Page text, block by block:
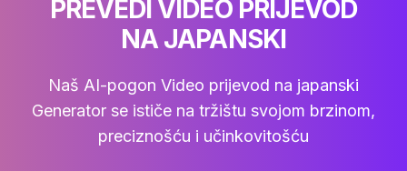
PREVEDI VIDEO PRIJEVOD
NA JAPANSKI
Naš AI-pogon Video prijevod na japanski
Generator se ističe na tržištu svojom brzinom,
preciznošću i učinkovitošću